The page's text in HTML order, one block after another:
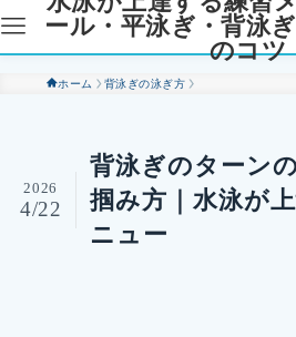
ール・平泳ぎ・背泳
のコツ
ホーム 背泳ぎの泳ぎ方
背泳ぎのターン
掴み方｜水泳が
ニュー
2026
4/22